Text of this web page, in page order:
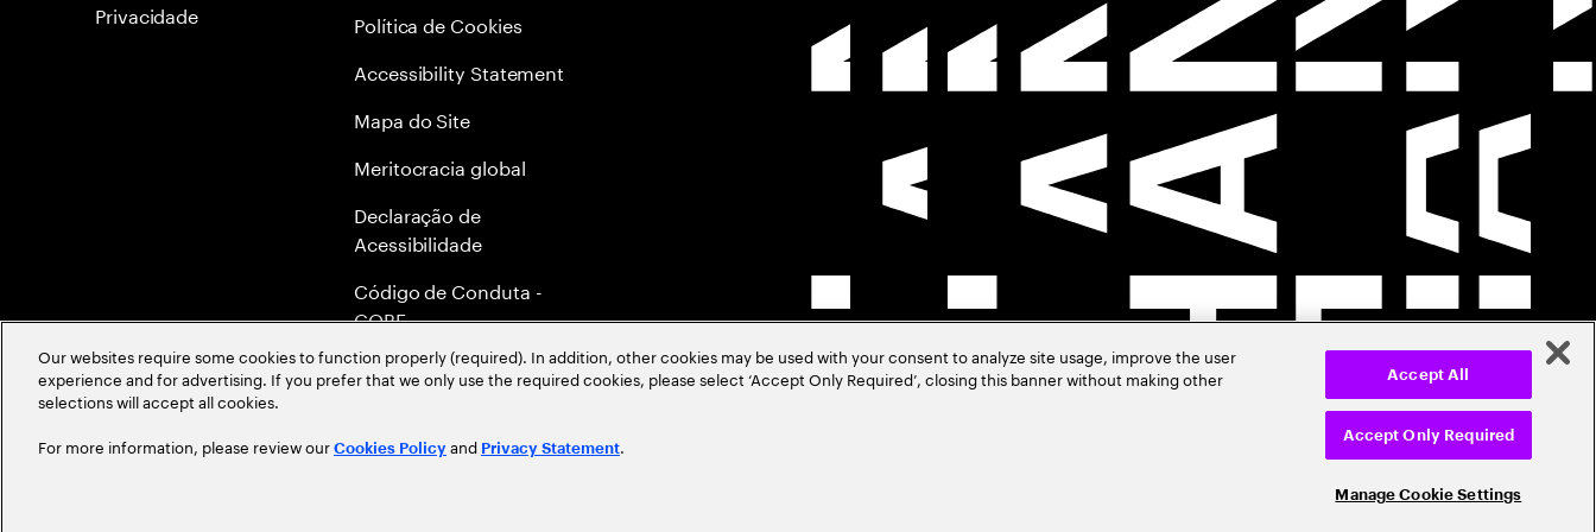
Privacidade
Política de Cookies
Accessibility Statement
Mapa do Site
Meritocracia global
Declaração de
Acessibilidade
Código de Conduta -
COBE
Canal de Denúncia –
Ethics Helpline
©2026Accenture. All Rights Reserved.
Our websites require some cookies to function properly (required). In addition, other cookies may be used with your consent to analyze site usage, improve the user
experience and for advertising. If you prefer that we only use the required cookies, please select ‘Accept Only Required’, closing this banner without making other
selections will accept all cookies.
For more information, please review our Cookies Policy and Privacy Statement.
Manage Cookie Settings
Accept Only Required
Accept All